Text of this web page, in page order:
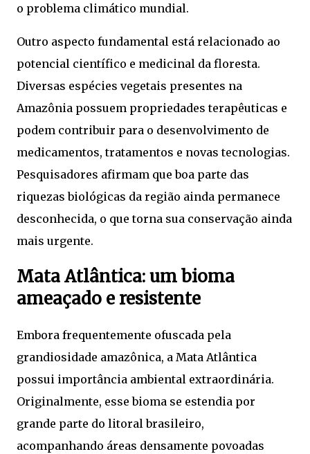
o problema climático mundial.
Outro aspecto fundamental está relacionado ao
potencial científico e medicinal da floresta.
Diversas espécies vegetais presentes na
Amazônia possuem propriedades terapêuticas e
podem contribuir para o desenvolvimento de
medicamentos, tratamentos e novas tecnologias.
Pesquisadores afirmam que boa parte das
riquezas biológicas da região ainda permanece
desconhecida, o que torna sua conservação ainda
mais urgente.
Mata Atlântica: um bioma
ameaçado e resistente
Embora frequentemente ofuscada pela
grandiosidade amazônica, a Mata Atlântica
possui importância ambiental extraordinária.
Originalmente, esse bioma se estendia por
grande parte do litoral brasileiro,
acompanhando áreas densamente povoadas